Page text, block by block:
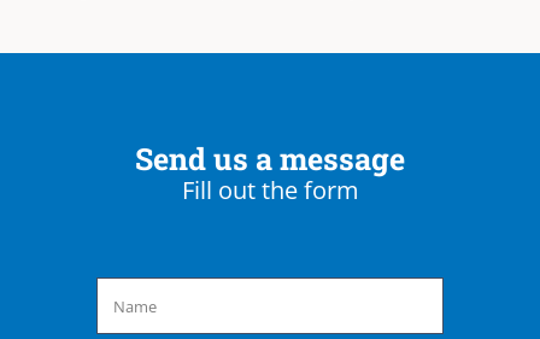
Send us a message
Fill out the form